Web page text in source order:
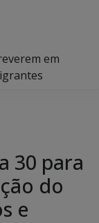
em
30 para
do
e